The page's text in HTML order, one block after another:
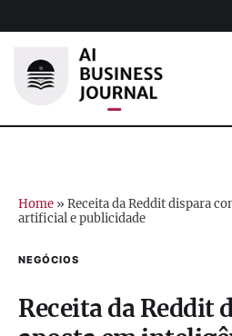
Home » Receita da Reddit dispara
artificial e publicidade
NEGÓCIOS
Receita da Reddit